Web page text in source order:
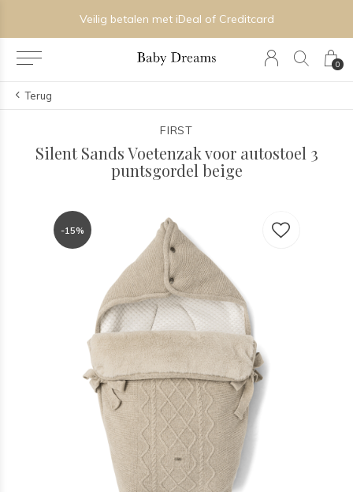
0
Veilig betalen met iDeal of Creditcard
Terug
FIRST
Silent Sands Voetenzak voor autostoel 3
puntsgordel beige
-15%